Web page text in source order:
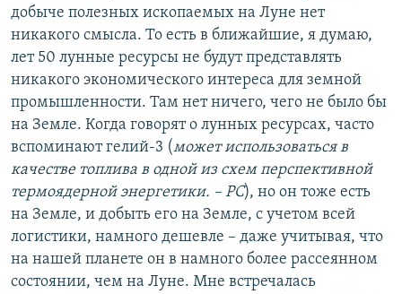
добыче полезных ископаемых на Луне нет
никакого смысла. То есть в ближайшие, я думаю,
лет 50 лунные ресурсы не будут представлять
никакого экономического интереса для земной
промышленности. Там нет ничего, чего не было бы
на Земле. Когда говорят о лунных ресурсах, часто
вспоминают гелий-3 (может использоваться в
качестве топлива в одной из схем перспективной
термоядерной энергетики. – РС), но он тоже есть
на Земле, и добыть его на Земле, с учетом всей
логистики, намного дешевле – даже учитывая, что
на нашей планете он в намного более рассеянном
состоянии, чем на Луне. Мне встречалась